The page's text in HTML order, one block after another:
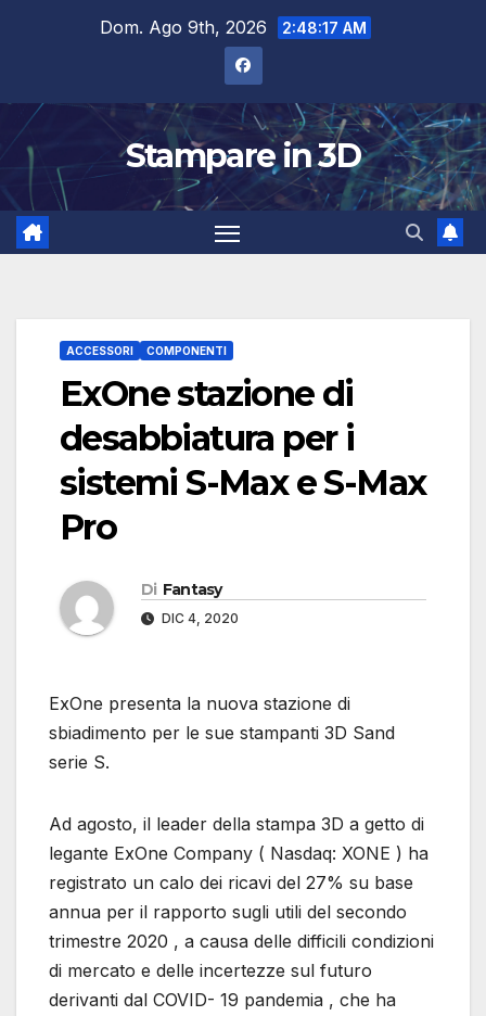
Dom. Ago 9th, 2026 2:48:18 AM
Stampare in 3D
ACCESSORI COMPONENTI
ExOne stazione di
desabbiatura per i
sistemi S-Max e S-Max
Pro
Di Fantasy
DIC 4, 2020
ExOne presenta la nuova stazione di
sbiadimento per le sue stampanti 3D Sand
serie S.
Ad agosto, il leader della stampa 3D a getto di
legante ExOne Company ( Nasdaq: XONE ) ha
registrato un calo dei ricavi del 27% su base
annua per il rapporto sugli utili del secondo
trimestre 2020 , a causa delle difficili condizioni
di mercato e delle incertezze sul futuro
derivanti dal COVID- 19 pandemia , che ha